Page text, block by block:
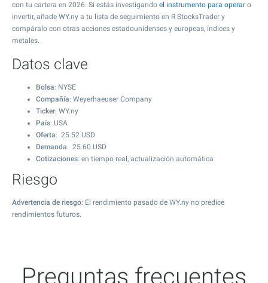
con tu cartera en 2026. Si estás investigando el instrumento para operar o
invertir, añade WY.ny a tu lista de seguimiento en R StocksTrader y
compáralo con otras acciones estadounidenses y europeas, índices y
metales.
Datos clave
Bolsa: NYSE
Compañía: Weyerhaeuser Company
Ticker: WY.ny
País: USA
Oferta: 25.52 USD
Demanda: 25.60 USD
Cotizaciones: en tiempo real, actualización automática
Riesgo
Advertencia de riesgo: El rendimiento pasado de WY.ny no predice
rendimientos futuros.
Preguntas frecuentes